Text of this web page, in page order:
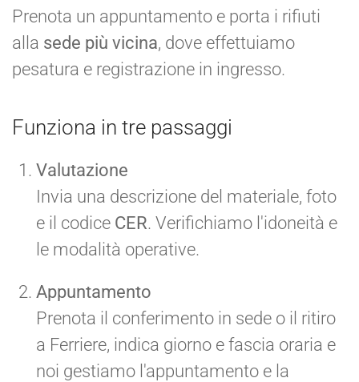
Prenota un appuntamento e porta i rifiuti
alla sede più vicina, dove effettuiamo
pesatura e registrazione in ingresso.
Funziona in tre passaggi
Valutazione
Invia una descrizione del materiale, foto
e il codice CER. Verifichiamo l'idoneità e
le modalità operative.
Appuntamento
Prenota il conferimento in sede o il ritiro
a Ferriere, indica giorno e fascia oraria e
noi gestiamo l'appuntamento e la